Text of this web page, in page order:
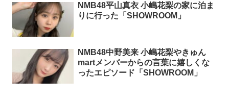
NMB48平山真衣 小嶋花梨の家に泊ま
りに行った「SHOWROOM」
NMB48中野美来 小嶋花梨やきゅん
martメンバーからの言葉に嬉しくな
ったエピソード「SHOWROOM」